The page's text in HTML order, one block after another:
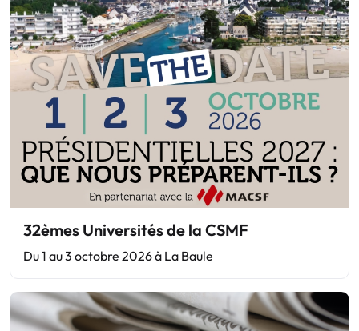
32èmes Universités de la CSMF
Du 1 au 3 octobre 2026 à La Baule